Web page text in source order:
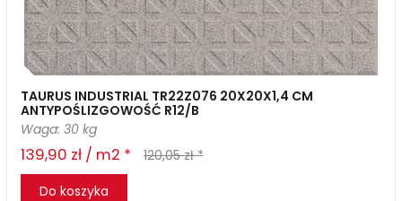
TAURUS INDUSTRIAL TR22Z076 20X20X1,4 CM
ANTYPOŚLIZGOWOŚĆ R12/B
Waga: 30 kg
139,90 zł / m2 *
120,05 zł *
Do koszyka